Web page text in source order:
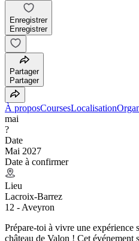
Enregistrer
Enregistrer
Partager
Partager
À proposCoursesLocalisation
mai
?
Date
Mai 2027
Date à confirmer
Lieu
Lacroix-Barrez
12 - Aveyron
Prépare-toi à vivre une
château de Valon ! Cet événement